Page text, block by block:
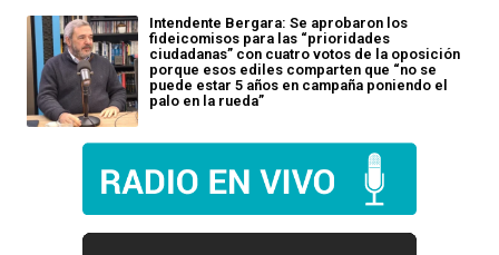
Intendente Bergara: Se aprobaron los
fideicomisos para las “prioridades
ciudadanas” con cuatro votos de la oposición
porque esos ediles comparten que “no se
puede estar 5 años en campaña poniendo el
palo en la rueda”